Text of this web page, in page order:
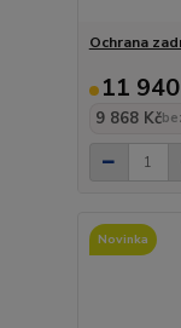
Ochrana
11
9 868 Kč
Novinka